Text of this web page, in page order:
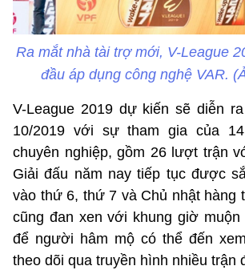
Ra mắt nhà tài trợ mới, V-League
đầu áp dụng công nghệ VAR.
V-League 2019 dự kiến sẽ diễn
10/2019 với sự tham gia của
chuyên nghiệp, gồm 26 lượt trận
Giải đấu năm nay tiếp tục được
vào thứ 6, thứ 7 và Chủ nhật hàng
cũng đan xen với khung giờ muộn
để người hâm mộ có thể đến
theo dõi qua truyền hình nhiều trận